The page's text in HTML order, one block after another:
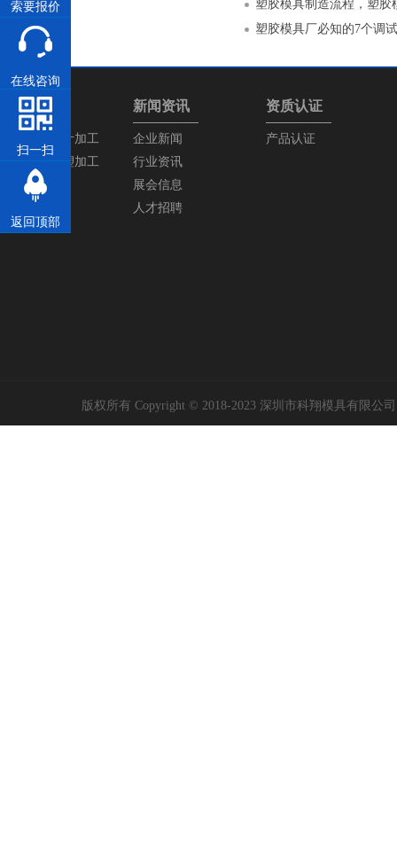
塑胶模具制造流程，塑胶
塑胶模具厂必知的7个调
产品中心
塑胶模具设计加工
塑胶产品注塑加工
新闻资讯
企业新闻
行业资讯
展会信息
人才招聘
资质认证
产品认证
版权所有 Copyright © 2018-2023 深圳市科翔模具有限公
索要报价
在线咨询
扫一扫
返回顶部